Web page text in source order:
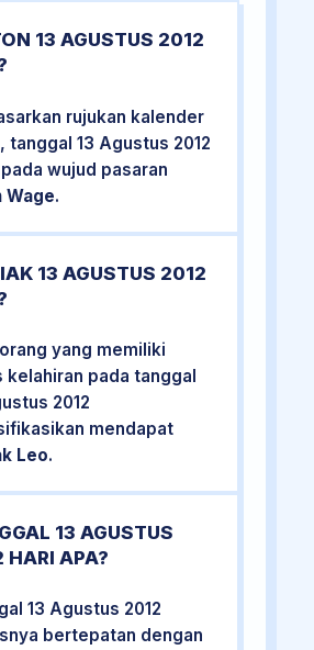
13 AGUSTUS 2012
rujukan kalender
tanggal 13 Agustus 2012
wujud pasaran
Wage.
13 AGUSTUS 2012
yang memiliki
kelahiran pada tanggal
2012
mendapat
Leo.
13 AGUSTUS
HARI APA?
13 Agustus 2012
bertepatan dengan